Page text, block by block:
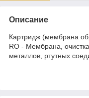
Описание
Картридж (мембрана
RO - Мембрана,
металлов, ртутных